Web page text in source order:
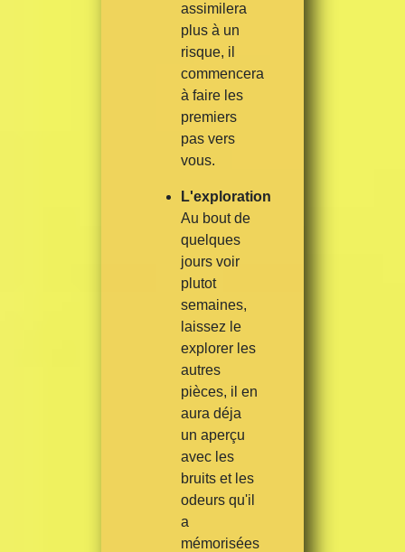
assimilera
plus à un
risque, il
commencera
à faire les
premiers
pas vers
vous.
L'exploration
Au bout de
quelques
jours voir
plutot
semaines,
laissez le
explorer les
autres
pièces, il en
aura déja
un aperçu
avec les
bruits et les
odeurs qu'il
a
mémorisées